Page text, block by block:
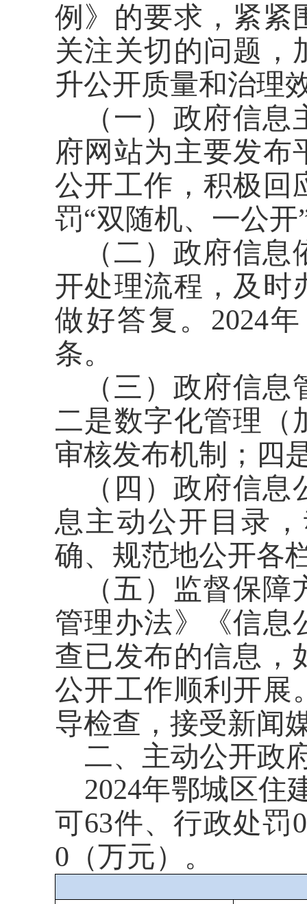
例》 的要求，紧紧
关注关切的问题
升公开质量和治理
（一）政府信
府网站为主要发布
公开工作，积极回
罚“双随机、一公开
（二）政府信
开处理流程，及时
做好答复。 2024
条。
（三） 政府信息
二是数字化管理（
审核发布机制
；四
（四）政府信
息主动公开目录
确、规范地公开各
（五）监督保
管理办法》《信息
查已发布的信息，
公开工作顺利开展
导检查，接受新闻
二、主动公开政
2024年鄂城区住
可63件、行政处罚
0（万元）。